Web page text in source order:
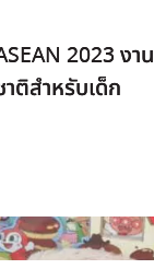
2023 งาน
ติสำหรับเด็ก